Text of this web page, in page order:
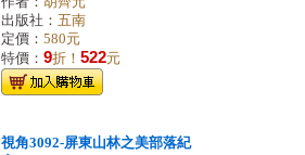
出版社： 五南
定價： 580元
特價： 9折！ 522元
視角3092-屏東山林之美部落紀